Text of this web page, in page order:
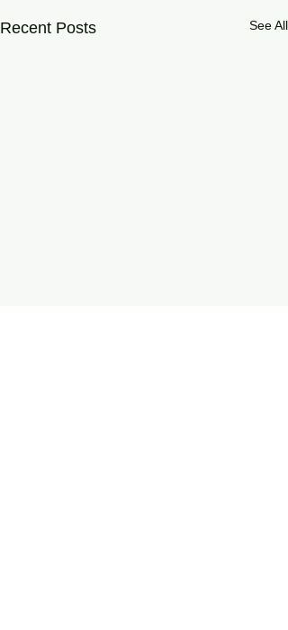
Recent Posts See All